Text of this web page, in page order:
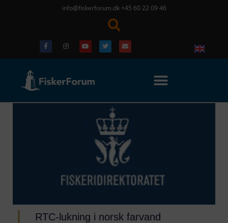
info@fiskerforum.dk +45 60 22 09 46
RTC-lukning i norsk farvand